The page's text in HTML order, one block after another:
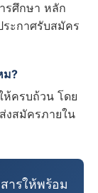
รศึกษา หลัก
ระกาศรับสมัคร
ม?
ห้ครบถ้วน โดย
งสมัครภายใน
ารให้พร้อม